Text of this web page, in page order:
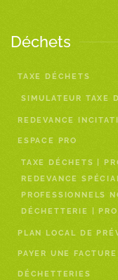
Déchets
TAXE DÉCHETS
SIMULATEUR TAXE
REDEVANCE
ESPACE PRO
TAXE DÉCHETS |
REDEVANCE
PROFESSIONNELS
DÉCHETTERIE |
PLAN LOCAL DE
PAYER UNE
DÉCHETTERIES